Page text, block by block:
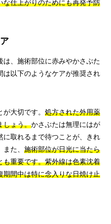
な仕上がりのためにも再発予防
は、施術部位に赤みやかさぶた
以下のようなケアが推奨され
大切です。 処方された外用薬
しょう。かさぶたは無理にはが
に取れるまで待つことが、きれ
た、 施術部位が日光に当たら
重要です。紫外線は色素沈着
間中は特に念入りな日焼け止